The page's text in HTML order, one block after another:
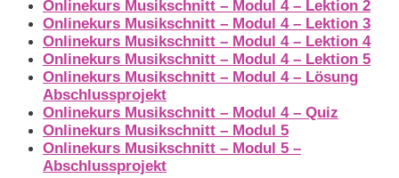
Onlinekurs Musikschnitt – Modul 4 – Lektion 2
Onlinekurs Musikschnitt – Modul 4 – Lektion 3
Onlinekurs Musikschnitt – Modul 4 – Lektion 4
Onlinekurs Musikschnitt – Modul 4 – Lektion 5
Onlinekurs Musikschnitt – Modul 4 – Lösung
Abschlussprojekt
Onlinekurs Musikschnitt – Modul 4 – Quiz
Onlinekurs Musikschnitt – Modul 5
Onlinekurs Musikschnitt – Modul 5 –
Abschlussprojekt